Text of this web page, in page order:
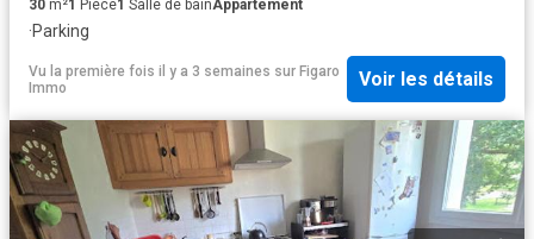
30 m²1 Pièce1 Salle de bainAppartement
·Parking
Vu la première fois il y a 3 semaines sur Figaro
Immo
Voir les détails